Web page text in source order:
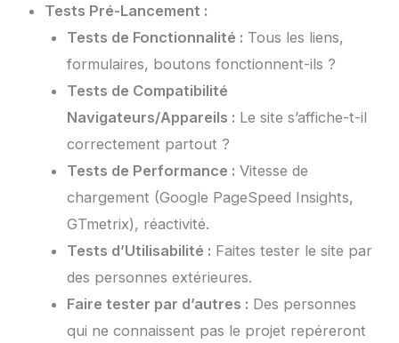
Tests Pré-Lancement :
Tests de Fonctionnalité : Tous les liens,
formulaires, boutons fonctionnent-ils ?
Tests de Compatibilité
Navigateurs/Appareils : Le site s’affiche-t-il
correctement partout ?
Tests de Performance : Vitesse de
chargement (Google PageSpeed Insights,
GTmetrix), réactivité.
Tests d’Utilisabilité : Faites tester le site par
des personnes extérieures.
Faire tester par d’autres : Des personnes
qui ne connaissent pas le projet repéreront